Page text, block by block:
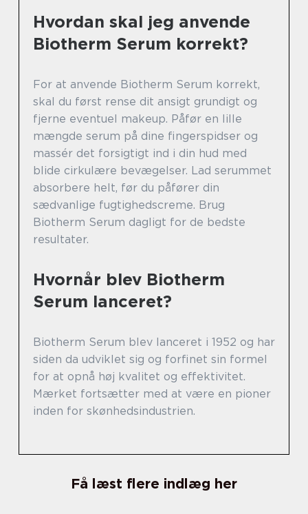
Hvordan skal jeg anvende
Biotherm Serum korrekt?
For at anvende Biotherm Serum korrekt,
skal du først rense dit ansigt grundigt og
fjerne eventuel makeup. Påfør en lille
mængde serum på dine fingerspidser og
massér det forsigtigt ind i din hud med
blide cirkulære bevægelser. Lad serummet
absorbere helt, før du påfører din
sædvanlige fugtighedscreme. Brug
Biotherm Serum dagligt for de bedste
resultater.
Hvornår blev Biotherm
Serum lanceret?
Biotherm Serum blev lanceret i 1952 og har
siden da udviklet sig og forfinet sin formel
for at opnå høj kvalitet og effektivitet.
Mærket fortsætter med at være en pioner
inden for skønhedsindustrien.
Få læst flere indlæg her